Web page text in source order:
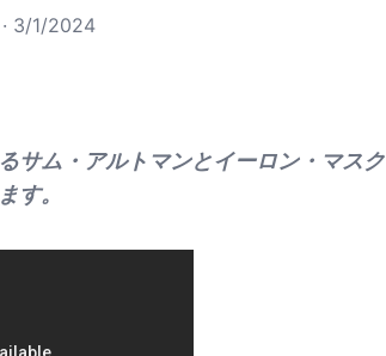
· 3/1/2024
サム・アルトマンとイーロン・マスク
す。